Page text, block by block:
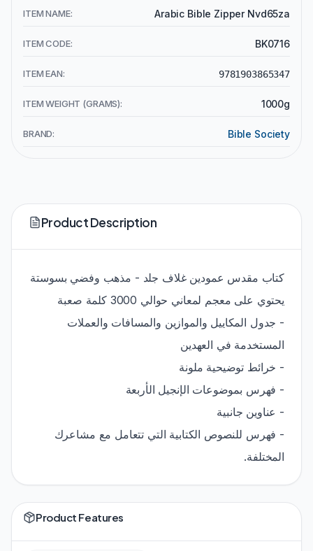
ITEM NAME: Arabic Bible Zipper Nvd65za
ITEM CODE: BK0716
ITEM EAN: 9781903865347
ITEM WEIGHT (GRAMS): 1000g
BRAND: Bible Society
Product Description
كتاب مقدس عمودين غلاف جلد - مذهب وفضي بسوستة
يحتوي على معجم لمعاني حوالي 3000 كلمة صعبة
- جدول المكاييل والموازين والمسافات والعملات
المستخدمة في العهدين
- خرائط توضيحية ملونة
- فهرس بموضوعات الإنجيل الأربعة
- عناوين جانبية
- فهرس للنصوص الكتابية التي تتعامل مع مشاعرك
المختلفة.
Product Features